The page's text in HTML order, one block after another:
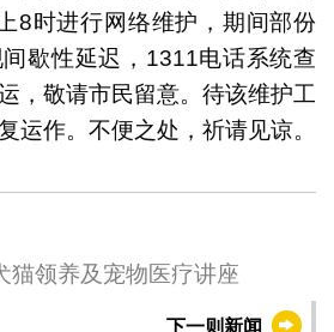
8时进行网络维护，期间部份
歇性延迟，1311电话系统查
，敬请市民留意。待该维护工
运作。不便之处，祈请见谅。
猫领养及宠物医疗讲座
下一则新闻